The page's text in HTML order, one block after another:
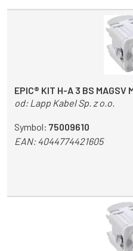
EPIC® KIT H-A 3 BS MAGSV
od: Lapp Kabel Sp. z o.o.
Symbol: 75009610
EAN:4044774421605